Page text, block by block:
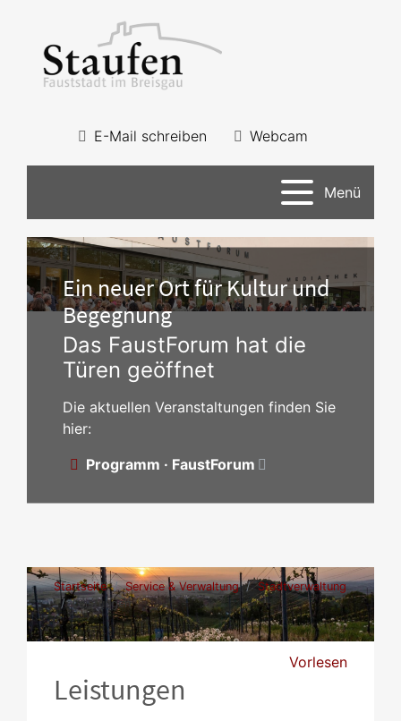
E-Mail schreiben Webcam
Menü
Ein neuer Ort für Kultur und
Begegnung
Das FaustForum hat die
Türen geöffnet
Die aktuellen Veranstaltungen finden Sie
hier:
Programm · FaustForum
Startseite Service & Verwaltung
Stadtverwaltung
Leistungen
Vorlesen
Leistungen